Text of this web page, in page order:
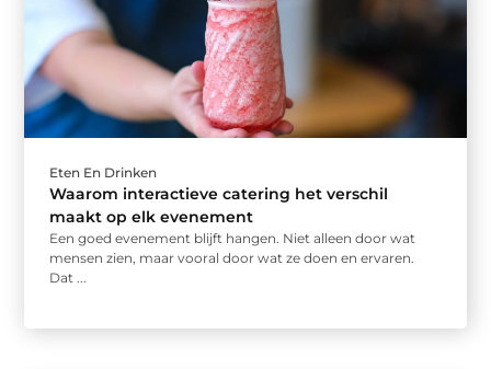
Eten En Drinken
Waarom interactieve catering het verschil
maakt op elk evenement
Een goed evenement blijft hangen. Niet alleen door wat
mensen zien, maar vooral door wat ze doen en ervaren.
Dat ...